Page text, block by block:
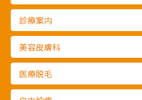
診療案内
美容皮膚科
医療脱毛